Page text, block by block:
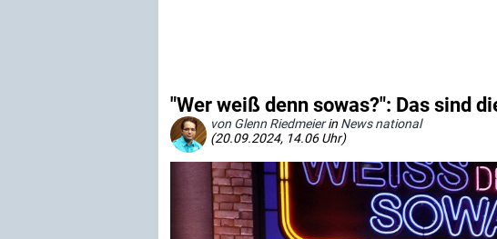
"Wer weiß denn sowas?": Das sind
von Glenn Riedmeierin News national
(20.09.2024, 14.06 Uhr)